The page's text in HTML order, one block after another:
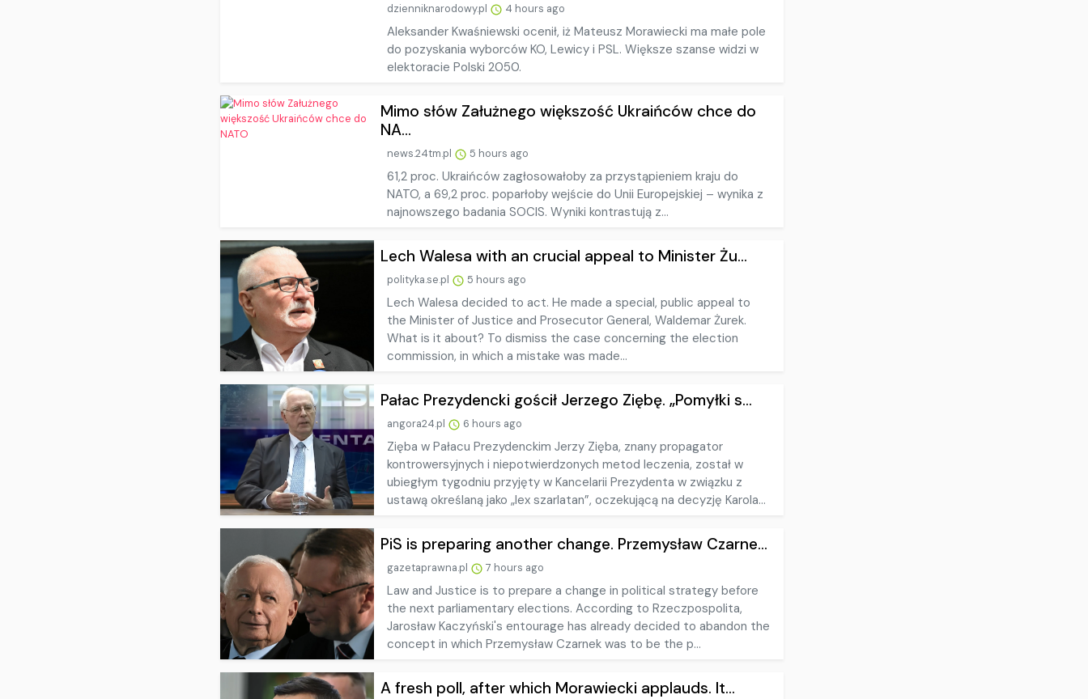
dzienniknarodowy.pl 4 hours ago
Aleksander Kwaśniewski ocenił, iż Mateusz Morawiecki ma małe pole
do pozyskania wyborców KO, Lewicy i PSL. Większe szanse widzi w
elektoracie Polski 2050.
Mimo słów Załużnego większość Ukraińców chce do
NA...
news.24tm.pl 5 hours ago
61,2 proc. Ukraińców zagłosowałoby za przystąpieniem kraju do
NATO, a 69,2 proc. poparłoby wejście do Unii Europejskiej – wynika z
najnowszego badania SOCIS. Wyniki kontrastują z...
Lech Walesa with an crucial appeal to Minister Żu...
polityka.se.pl 5 hours ago
Lech Walesa decided to act. He made a special, public appeal to
the Minister of Justice and Prosecutor General, Waldemar Żurek.
What is it about? To dismiss the case concerning the election
commission, in which a mistake was made...
Pałac Prezydencki gościł Jerzego Ziębę. „Pomyłki s...
angora24.pl 6 hours ago
Zięba w Pałacu Prezydenckim Jerzy Zięba, znany propagator
kontrowersyjnych i niepotwierdzonych metod leczenia, został w
ubiegłym tygodniu przyjęty w Kancelarii Prezydenta w związku z
ustawą określaną jako „lex szarlatan”, oczekującą na decyzję Karola...
PiS is preparing another change. Przemysław Czarne...
gazetaprawna.pl 7 hours ago
Law and Justice is to prepare a change in political strategy before
the next parliamentary elections. According to Rzeczpospolita,
Jarosław Kaczyński's entourage has already decided to abandon the
concept in which Przemysław Czarnek was to be the p...
A fresh poll, after which Morawiecki applauds. It...